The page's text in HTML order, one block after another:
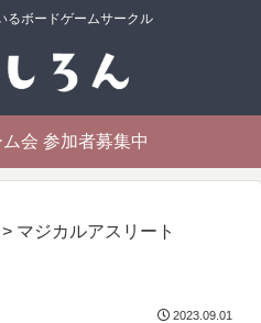
るボードゲームサークル
会 参加者募集中
> マジカルアスリート
2023.09.01